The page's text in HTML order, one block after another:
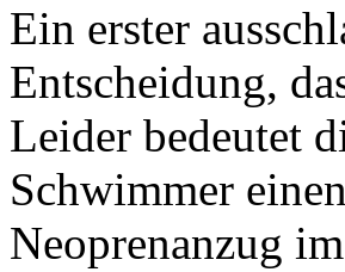
Ein erster
Entscheidung,
Leider bedeutet
Schwimmer
Neoprenanzug